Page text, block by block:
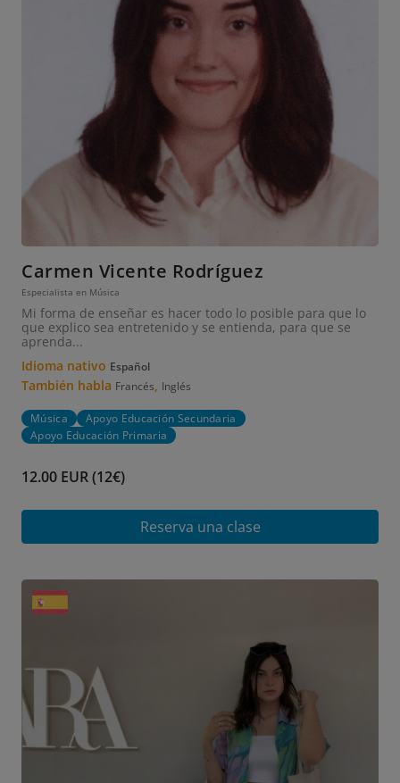
Carmen Vicente Rodríguez
Especialista en Música
Mi forma de enseñar es hacer todo lo posible para que lo
que explico sea entretenido y se entienda, para que se
aprenda...
Idioma nativo Español
También habla Francés, Inglés
Música
Apoyo Educación Secundaria
Apoyo Educación Primaria
12.00 EUR (12€)
Reserva una clase